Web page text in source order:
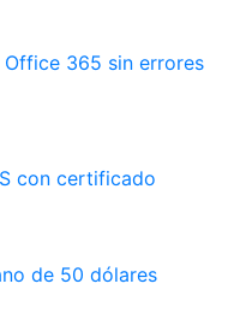
365 sin errores
con certificado
de 50 dólares